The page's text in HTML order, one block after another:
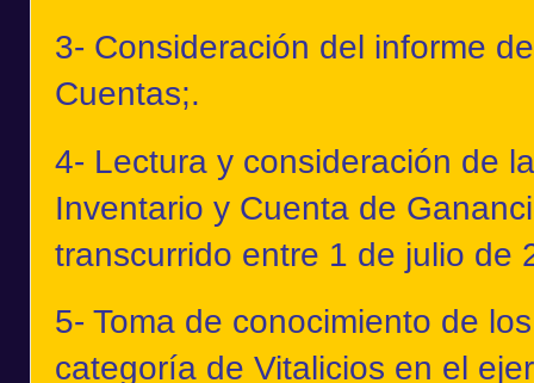
3- Consideración del informe
Cuentas;.
4- Lectura y consideración de
Inventario y Cuenta de
transcurrido entre 1 de julio de
5- Toma de conocimiento de
categoría de Vitalicios en el